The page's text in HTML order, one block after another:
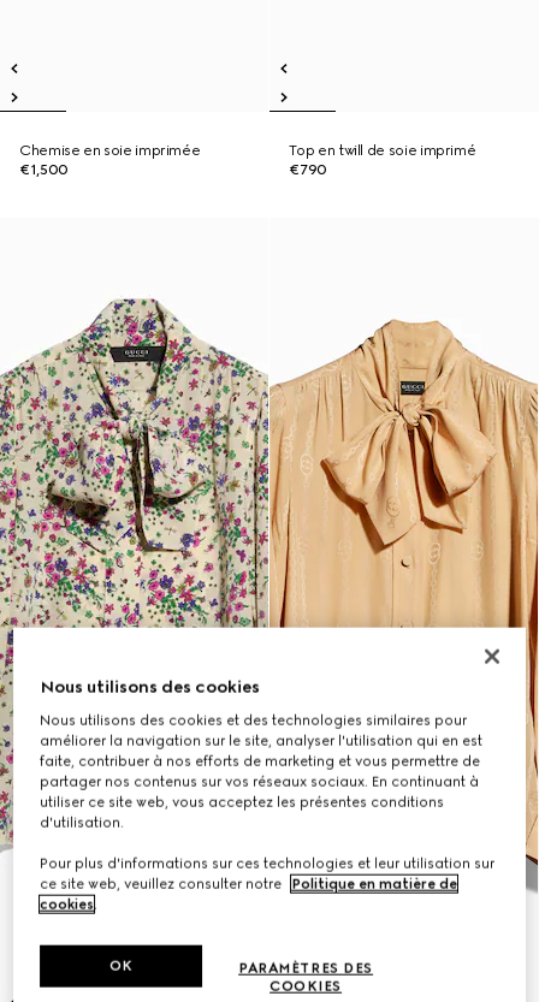
Chemise en soie imprimée
€1,500
Top en twill de soie imprimé
€790
Nous utilisons des cookies
Nous utilisons des cookies et des technologies similaires pour
améliorer la navigation sur le site, analyser l'utilisation qui en est
faite, contribuer à nos efforts de marketing et vous permettre de
partager nos contenus sur vos réseaux sociaux. En continuant à
utiliser ce site web, vous acceptez les présentes conditions
d'utilisation.
Pour plus d'informations sur ces technologies et leur utilisation sur
ce site web, veuillez consulter notre
Politique en matière de
cookies.
PARAMÈTRES DES
COOKIES
OK